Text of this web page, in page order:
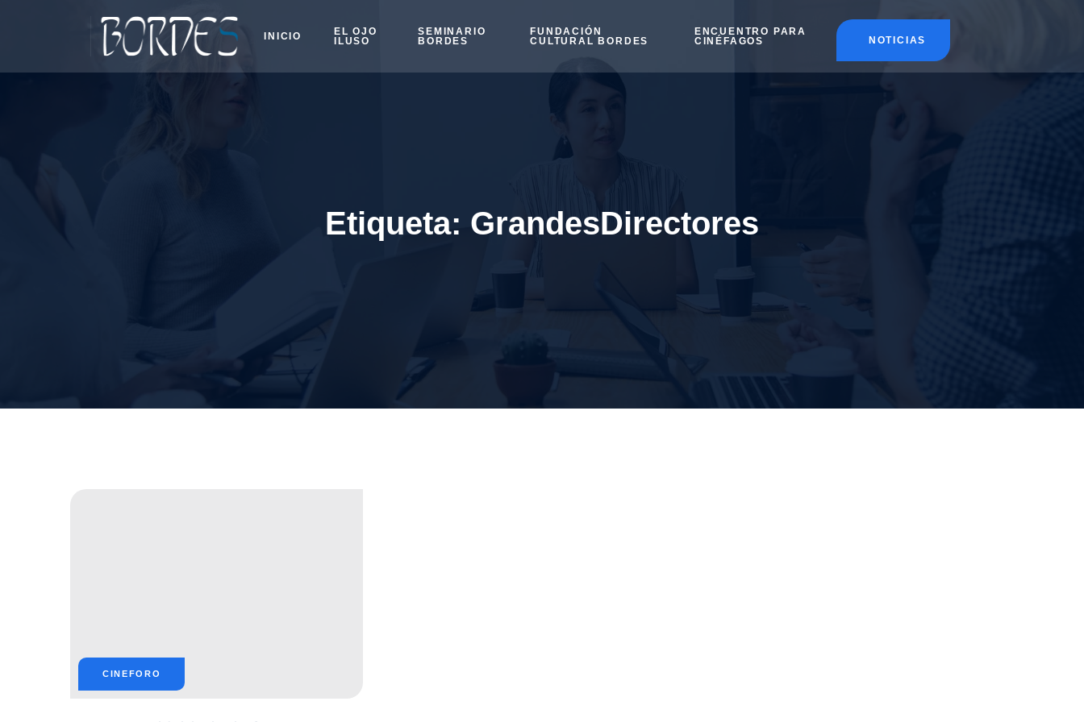
INICIO
EL OJO
ILUSO
SEMINARIO
BORDES
FUNDACIÓN
CULTURAL BORDES
ENCUENTRO PARA
CINÉFAGOS
NOTICIAS
Etiqueta: GrandesDirectores
CINEFORO